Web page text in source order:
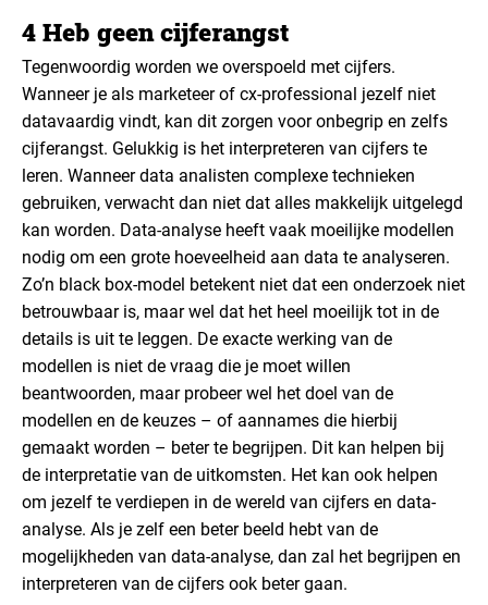
4 Heb geen cijferangst
Tegenwoordig worden we overspoeld met cijfers.
Wanneer je als marketeer of cx-professional jezelf niet
datavaardig vindt, kan dit zorgen voor onbegrip en zelfs
cijferangst. Gelukkig is het interpreteren van cijfers te
leren. Wanneer data analisten complexe technieken
gebruiken, verwacht dan niet dat alles makkelijk uitgelegd
kan worden. Data-analyse heeft vaak moeilijke modellen
nodig om een grote hoeveelheid aan data te analyseren.
Zo’n black box-model betekent niet dat een onderzoek niet
betrouwbaar is, maar wel dat het heel moeilijk tot in de
details is uit te leggen. De exacte werking van de
modellen is niet de vraag die je moet willen
beantwoorden, maar probeer wel het doel van de
modellen en de keuzes – of aannames die hierbij
gemaakt worden – beter te begrijpen. Dit kan helpen bij
de interpretatie van de uitkomsten. Het kan ook helpen
om jezelf te verdiepen in de wereld van cijfers en data-
analyse. Als je zelf een beter beeld hebt van de
mogelijkheden van data-analyse, dan zal het begrijpen en
interpreteren van de cijfers ook beter gaan.